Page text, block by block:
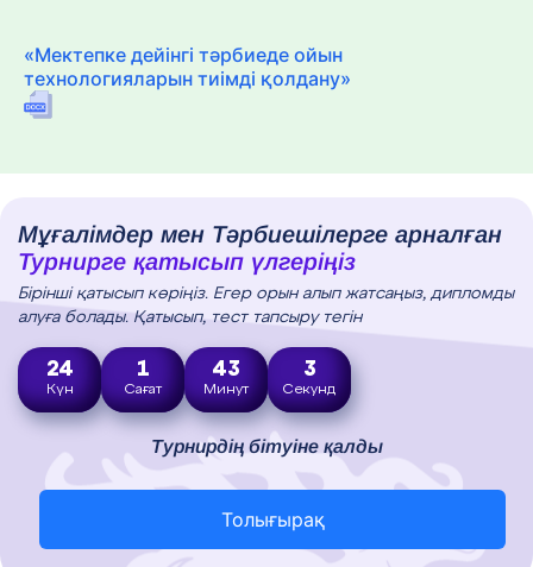
«Мектепке дейінгі тәрбиеде ойын
технологияларын тиімді қолдану»
Мұғалімдер мен Тәрбиешілерге арналған
Турнирге қатысып үлгеріңіз
Бірінші қатысып көріңіз. Егер орын алып жатсаңыз, дипломды
алуға болады. Қатысып, тест тапсыру тегін
24
Күн
1
Сағат
43
Минут
2
Секунд
Турнирдің бітуіне қалды
Толығырақ